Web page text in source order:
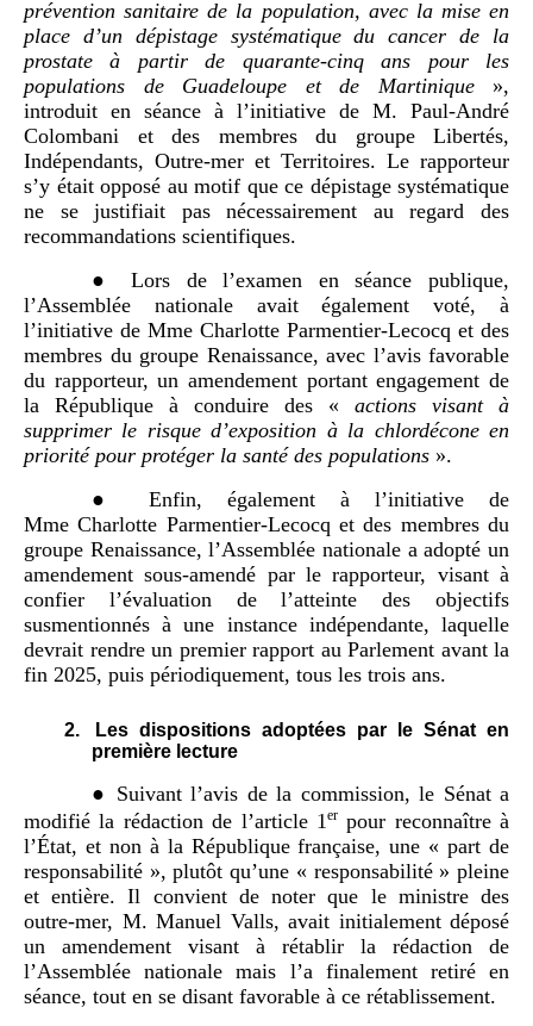
prévention sanitaire de la population, avec la mise en
place d’un dépistage systématique du cancer de la
prostate à partir de quarante‑cinq
ans pour les
populations de Guadeloupe et de Martinique»,
introduit en séance à l’initiative de M. Paul‑André
Colombani et des membres du groupe Libertés,
Indépendants, Outre-mer et Territoires. Le rapporteur
s’y était opposé au motif que ce dépistage systématique
ne se justifiait pas nécessairement au regard des
recommandations scientifiques.
● Lors de l’examen en séance publique,
l’Assemblée nationale avait également voté, à
l’initiative de Mme Charlotte Parmentier-Lecocq et des
membres du groupe Renaissance, avec l’avis favorable
du rapporteur, un amendement portant engagement de
la République à conduire des « actions visant à
supprimer le risque d’exposition à la chlordécone en
priorité pour protéger la santé des populations ».
● Enfin, également à l’initiative de
Mme Charlotte Parmentier-Lecocq et des membres du
groupe Renaissance, l’Assemblée nationale a adopté un
amendement sous-amendé par le rapporteur, visant à
confier l’évaluation de l’atteinte des objectifs
susmentionnés à une instance indépendante, laquelle
devrait rendre un premier rapport au Parlement avant la
fin 2025, puis périodiquement, tous les trois ans.
2.
Les dispositions adoptées par le Sénat en
première lecture
● Suivant l’avis de la commission, le Sénat a
modifié la rédaction de l’article 1 erpour reconnaître à
l’État, et non à la République française, une « part de
responsabilité », plutôt qu’une « responsabilité » pleine
et entière. Il convient de noter que le ministre des
outre-mer, M. Manuel Valls, avait initialement déposé
un amendement visant à rétablir la rédaction de
l’Assemblée nationale mais l’a finalement retiré en
séance, tout en se disant favorable à ce rétablissement.